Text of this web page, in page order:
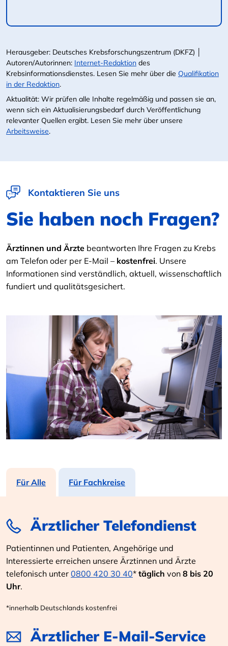
Herausgeber: Deutsches Krebsforschungszentrum (DKFZ) │
Autoren/Autorinnen: Internet-Redaktion des
Krebsinformationsdienstes. Lesen Sie mehr über die Qualifikation
in der Redaktion.
Aktualität: Wir prüfen alle Inhalte regelmäßig und passen sie an,
wenn sich ein Aktualisierungsbedarf durch Veröffentlichung
relevanter Quellen ergibt. Lesen Sie mehr über unsere
Arbeitsweise.
Kontaktieren Sie uns
Sie haben noch Fragen?
Ärztinnen und Ärzte beantworten Ihre Fragen zu Krebs
am Telefon oder per E-Mail – kostenfrei. Unsere
Informationen sind verständlich, aktuell, wissenschaftlich
fundiert und qualitätsgesichert.
Für Alle Für Fachkreise
Ärztlicher Telefondienst
Patientinnen und Patienten, Angehörige und
Interessierte erreichen unsere Ärztinnen und Ärzte
telefonisch unter 0800 420 30 40* täglich von 8 bis 20
Uhr.
*innerhalb Deutschlands kostenfrei
Ärztlicher E-Mail-Service